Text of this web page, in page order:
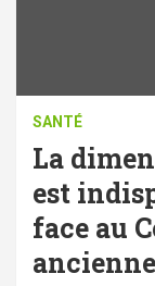
SANTÉ
La
est
face au